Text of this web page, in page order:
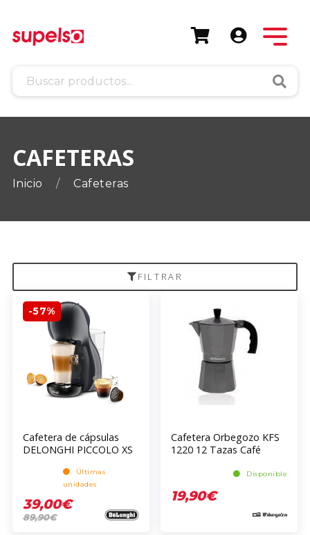
CAFETERAS
Inicio Cafeteras
FILTRAR
-57%
Cafetera de cápsulas
DELONGHI PICCOLO XS
Últimas
unidades
39,00€
89,90€
Cafetera Orbegozo KFS
1220 12 Tazas Café
Disponible
19,90€